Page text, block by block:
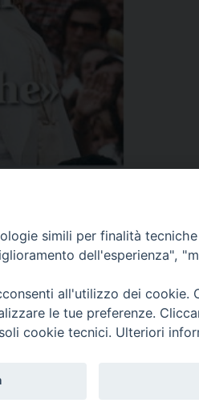
Veneto
simili per finalità
dell'esperienza",
all'utilizzo dei cookie.
le tue preferenze.
cookie tecnici. Ulteriori